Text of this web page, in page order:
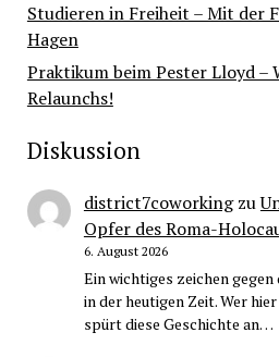
Studieren in Freiheit – Mit der
Hagen
Praktikum beim Pester Lloyd –
Relaunchs!
Diskussion
district7coworkingzu
Opfer des Roma-
6. August 2026
Ein wichtiges zeichen gegen
in der heutigen Zeit. Wer
spürt diese Geschichte an…